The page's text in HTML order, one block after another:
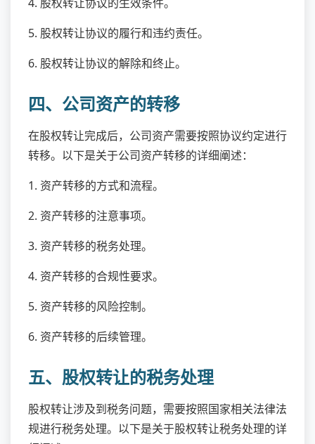
4. 股权转让协议的生效条件。
5. 股权转让协议的履行和违约责任。
6. 股权转让协议的解除和终止。
四、公司资产的转移
在股权转让完成后，公司资产需要按照协议约定进行
转移。以下是关于公司资产转移的详细阐述：
1. 资产转移的方式和流程。
2. 资产转移的注意事项。
3. 资产转移的税务处理。
4. 资产转移的合规性要求。
5. 资产转移的风险控制。
6. 资产转移的后续管理。
五、股权转让的税务处理
股权转让涉及到税务问题，需要按照国家相关法律法
规进行税务处理。以下是关于股权转让税务处理的详